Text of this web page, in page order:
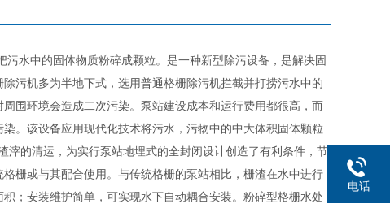
水中的固体物质粉碎成颗粒。是一种新型除污设备，是解决固
污机多为半地下式，选用普通格栅除污机拦截并打捞污水中的
围环境会造成二次污染。泵站建设成本和运行费用都很高，而
。该设备应用现代化技术将污水，污物中的中大体积固体颗粒
的清运，为实行泵站地埋式的全封闭设计创造了有利条件，节
栅或与其配合使用。与传统格栅的泵站相比，栅渣在水中进行
；安装维护简单，可实现水下自动耦合安装。粉碎型格栅水处
电话